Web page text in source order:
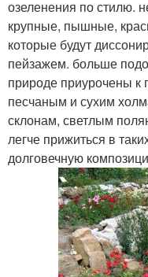
озеленения по стилю.
крупные, пышные,
которые будут
пейзажем. больше
природе приурочены к
песчаным и сухим
склонам, светлым
легче прижиться в
долговечную